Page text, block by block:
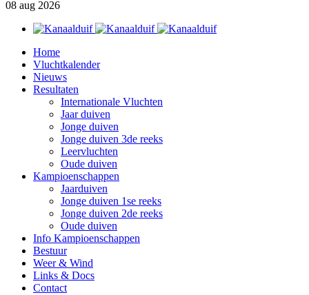
08 aug 2026
Home
Vluchtkalender
Nieuws
Resultaten
Internationale Vluchten
Jaar duiven
Jonge duiven
Jonge duiven 3de reeks
Leervluchten
Oude duiven
Kampioenschappen
Jaarduiven
Jonge duiven 1se reeks
Jonge duiven 2de reeks
Oude duiven
Info Kampioenschappen
Bestuur
Weer & Wind
Links & Docs
Contact